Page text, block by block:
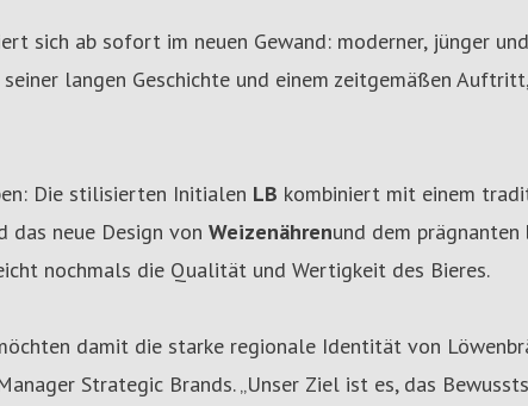
sich ab sofort im neuen Gewand: moderner, jünger
langen Geschichte und einem zeitgemäßen
Die stilisierten Initialen LB kombiniert mit einem
das neue Design von Weizenährenund dem prägnanten
nochmals die Qualität und Wertigkeit des Bieres.
damit die starke regionale Identität von
Strategic Brands. „Unser Ziel ist es, das